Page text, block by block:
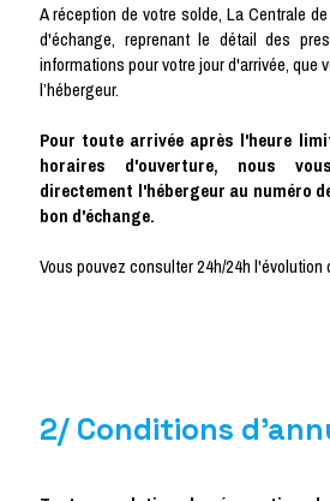
A réception de votre solde, La Centrale
d'échange, reprenant le détail des
informations pour votre jour d'arrivée, que
l’hébergeur.
Pour toute arrivée après l'heure
horaires d'ouverture, nous
directement l'hébergeur au numéro
bon d'échange.
Vous pouvez consulter 24h/24h l'évolution
2/ Conditions